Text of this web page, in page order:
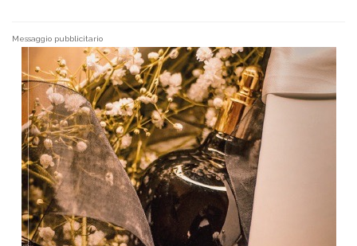
Messaggio pubblicitario